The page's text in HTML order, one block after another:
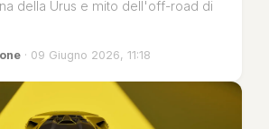
della Urus e mito dell'off-road di
· 09 Giugno 2026, 11:18